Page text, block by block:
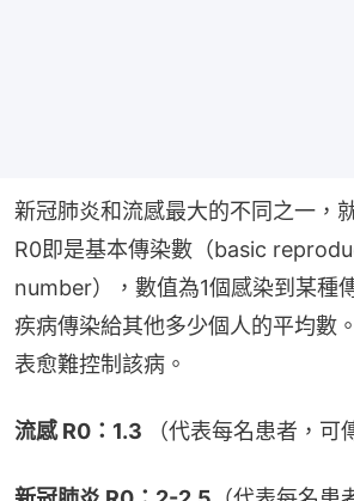
新冠肺炎和流感最大的不同之一，
R0即是基本傳染數（basic
number），數值為1個感染到某種
疾病傳染給其他多少個人的平均數
表愈難控制該病。
流感 R0：1.3 （代表每名患者，可